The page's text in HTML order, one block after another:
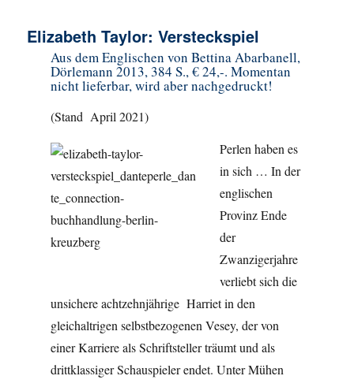
Elizabeth Taylor: Versteckspiel
Aus dem Englischen von Bettina Abarbanell,
Dörlemann 2013, 384 S., € 24,-. Momentan
nicht lieferbar, wird aber nachgedruckt!
(Stand April 2021)
Perlen haben es
in sich … In der
englischen
Provinz Ende
der
Zwanzigerjahre
verliebt sich die
unsichere achtzehnjährige Harriet in den
gleichaltrigen selbstbezogenen Vesey, der von
einer Karriere als Schriftsteller träumt und als
drittklassiger Schauspieler endet. Unter Mühen